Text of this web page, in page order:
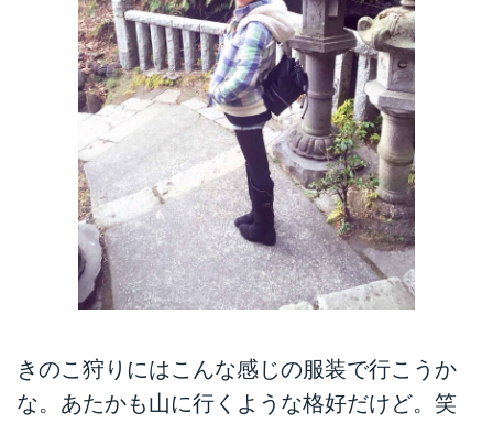
きのこ狩りにはこんな感じの服装で行こうか
な。あたかも山に行くような格好だけど。笑